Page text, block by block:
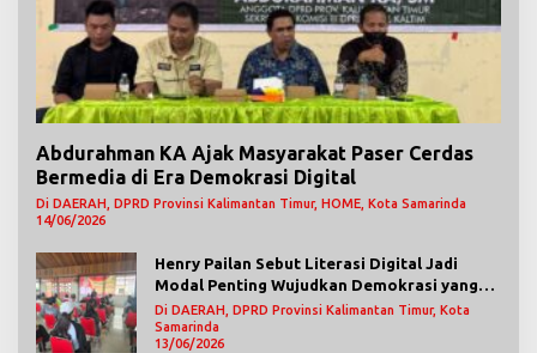
Abdurahman KA Ajak Masyarakat Paser Cerdas
Bermedia di Era Demokrasi Digital
Di DAERAH, DPRD Provinsi Kalimantan Timur, HOME, Kota Samarinda
14/06/2026
Henry Pailan Sebut Literasi Digital Jadi
Modal Penting Wujudkan Demokrasi yang
Lebih Terbuka
Di DAERAH, DPRD Provinsi Kalimantan Timur, Kota
Samarinda
13/06/2026